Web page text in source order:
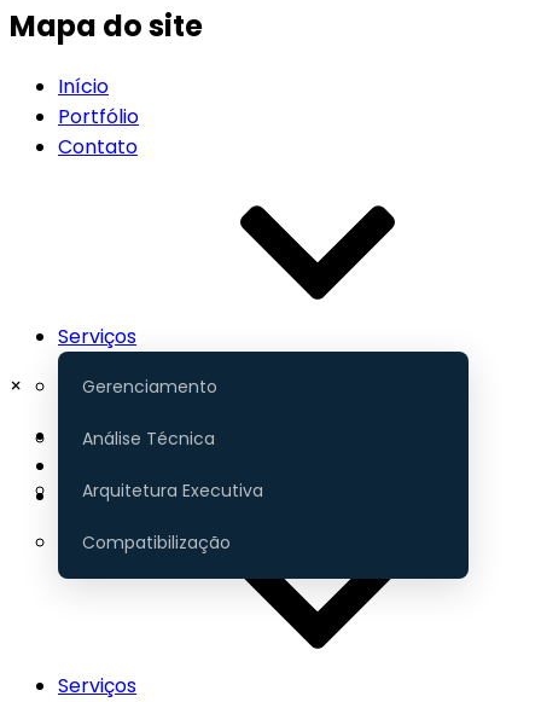
Mapa do site
Início
Portfólio
Contato
Serviços
Gerenciamento
Análise Técnica
Arquitetura Executiva
Compatibilização
×
Início
Contato
Serviços